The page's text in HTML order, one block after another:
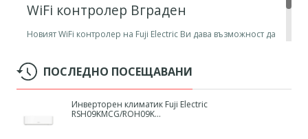
WiFi контролер Вграден
Новият WiFi контролер на Fuji Electric Ви дава възможност да
ПОСЛЕДНО ПОСЕЩАВАНИ
Инверторен климатик Fuji Electric
RSH09KMCG/ROH09K...